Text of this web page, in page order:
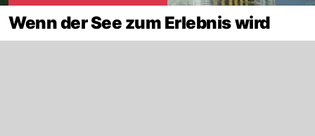
Wenn der See zum Erlebnis wird